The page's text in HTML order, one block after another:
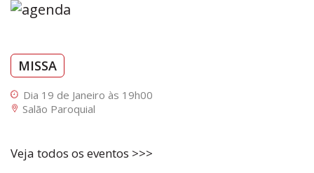
MISSA
Dia 19 de Janeiro às 19h00
Salão Paroquial
Veja todos os eventos >>>